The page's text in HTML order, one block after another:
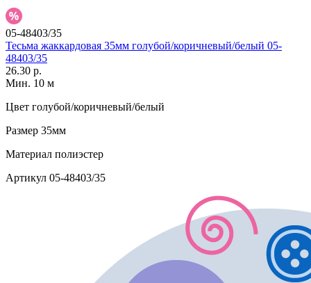
05-48403/35
Тесьма жаккардовая 35мм голубой/коричневый/белый 05-
48403/35
26.30 р.
Мин. 10 м
Цвет голубой/коричневый/белый
Размер 35мм
Материал полиэстер
Артикул 05-48403/35